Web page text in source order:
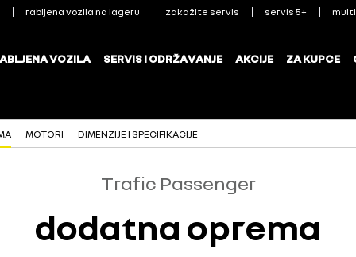
MOTORI DIMENZIJE I SPECIFIKACIJE
Trafic Passenger
dodatna oprema